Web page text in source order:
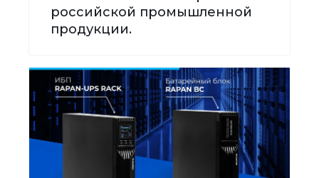
российской промышленной
продукции.